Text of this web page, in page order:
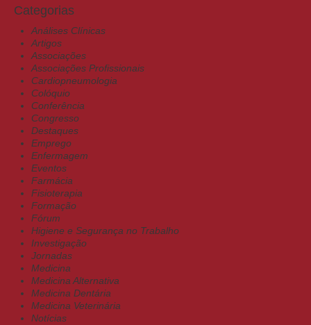
Categorias
Análises Clínicas
Artigos
Associações
Associações Profissionais
Cardiopneumologia
Colóquio
Conferência
Congresso
Destaques
Emprego
Enfermagem
Eventos
Farmácia
Fisioterapia
Formação
Fórum
Higiene e Segurança no Trabalho
Investigação
Jornadas
Medicina
Medicina Alternativa
Medicina Dentária
Medicina Veterinária
Notícias